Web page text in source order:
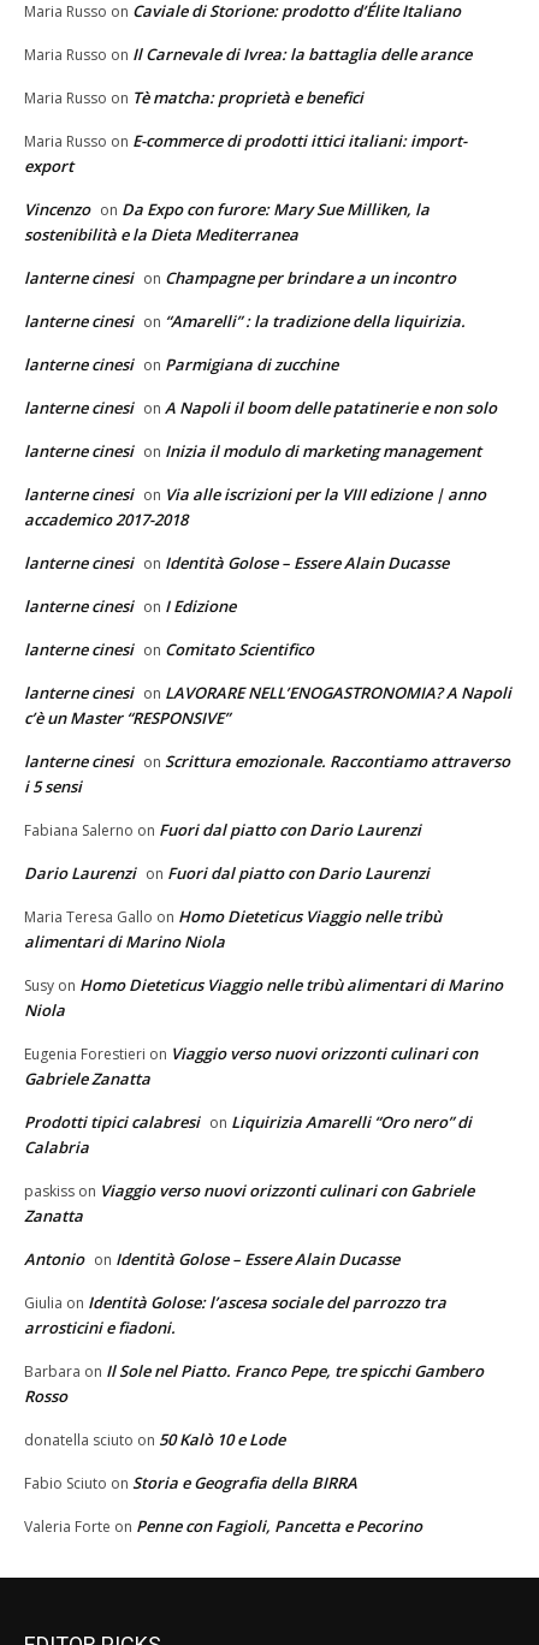
Maria Russo on Caviale di Storione: prodotto d’Élite Italiano
Maria Russo on Il Carnevale di Ivrea: la battaglia delle arance
Maria Russo on Tè matcha: proprietà e benefici
Maria Russo on E-commerce di prodotti ittici italiani: import-
export
Vincenzo on Da Expo con furore: Mary Sue Milliken, la
sostenibilità e la Dieta Mediterranea
lanterne cinesi on Champagne per brindare a un incontro
lanterne cinesi on “Amarelli” : la tradizione della liquirizia.
lanterne cinesi on Parmigiana di zucchine
lanterne cinesi on A Napoli il boom delle patatinerie e non solo
lanterne cinesi on Inizia il modulo di marketing management
lanterne cinesi on Via alle iscrizioni per la VIII edizione | anno
accademico 2017-2018
lanterne cinesi on Identità Golose – Essere Alain Ducasse
lanterne cinesi on I Edizione
lanterne cinesi on Comitato Scientifico
lanterne cinesi on LAVORARE NELL’ENOGASTRONOMIA? A Napoli
c’è un Master “RESPONSIVE”
lanterne cinesi on Scrittura emozionale. Raccontiamo attraverso
i 5 sensi
Fabiana Salerno on Fuori dal piatto con Dario Laurenzi
Dario Laurenzi on Fuori dal piatto con Dario Laurenzi
Maria Teresa Gallo on Homo Dieteticus Viaggio nelle tribù
alimentari di Marino Niola
Susy on Homo Dieteticus Viaggio nelle tribù alimentari di Marino
Niola
Eugenia Forestieri on Viaggio verso nuovi orizzonti culinari con
Gabriele Zanatta
Prodotti tipici calabresi on Liquirizia Amarelli “Oro nero” di
Calabria
paskiss on Viaggio verso nuovi orizzonti culinari con Gabriele
Zanatta
Antonio on Identità Golose – Essere Alain Ducasse
Giulia on Identità Golose: l’ascesa sociale del parrozzo tra
arrosticini e fiadoni.
Barbara on Il Sole nel Piatto. Franco Pepe, tre spicchi Gambero
Rosso
donatella sciuto on 50 Kalò 10 e Lode
Fabio Sciuto on Storia e Geografia della BIRRA
Valeria Forte on Penne con Fagioli, Pancetta e Pecorino